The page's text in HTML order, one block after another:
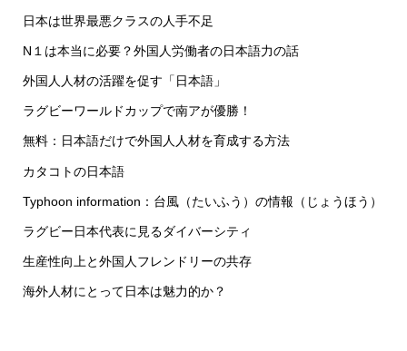
日本は世界最悪クラスの人手不足
N１は本当に必要？外国人労働者の日本語力の話
外国人人材の活躍を促す「日本語」
ラグビーワールドカップで南アが優勝！
無料：日本語だけで外国人人材を育成する方法
カタコトの日本語
Typhoon information：台風（たいふう）の情報（じょうほう）
ラグビー日本代表に見るダイバーシティ
生産性向上と外国人フレンドリーの共存
海外人材にとって日本は魅力的か？